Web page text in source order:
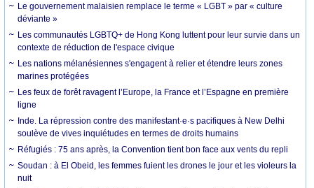
Le gouvernement malaisien remplace le terme « LGBT » par « culture
déviante »
Les communautés LGBTQ+ de Hong Kong luttent pour leur survie dans un
contexte de réduction de l'espace civique
Les nations mélanésiennes s'engagent à relier et étendre leurs zones
marines protégées
Les feux de forêt ravagent l’Europe, la France et l’Espagne en première
ligne
Inde. La répression contre des manifestant·e·s pacifiques à New Delhi
soulève de vives inquiétudes en termes de droits humains
Réfugiés : 75 ans après, la Convention tient bon face aux vents du repli
Soudan : à El Obeid, les femmes fuient les drones le jour et les violeurs la
nuit